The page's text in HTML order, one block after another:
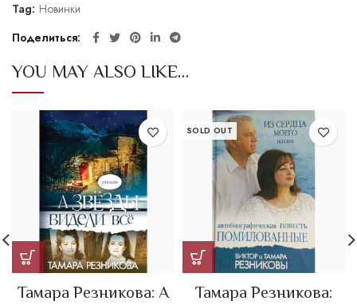
Tag: Новинки
Поделиться
YOU MAY ALSO LIKE…
Тамара Резникова: А
SOLD OUT
Тамара Резникова: